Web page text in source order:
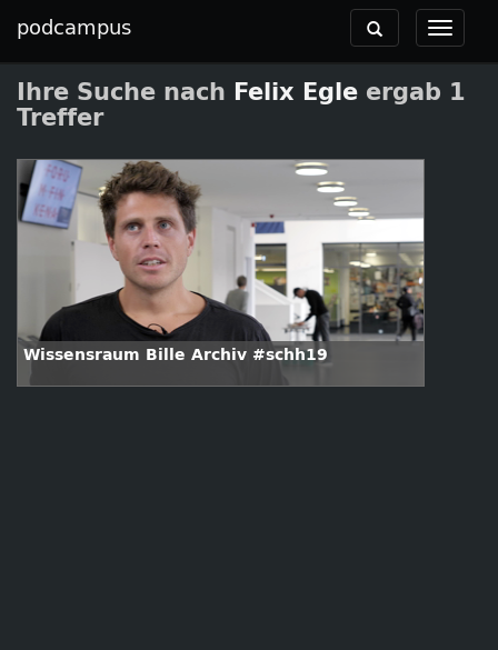
podcampus
Toggle
Toggle
navigation
Ihre Suche nach Felix Egle ergab 1
Treffer
Wissensraum Bille Archiv #schh19